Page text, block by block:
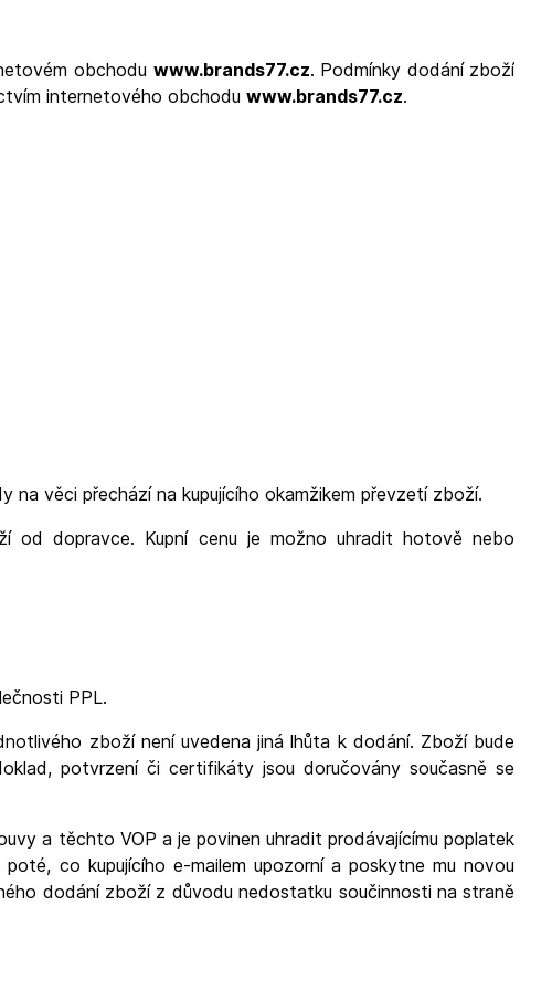
obchodu www.brands77.cz. Podmínky dodání zboží
internetového obchodu www.brands77.cz.
na věci přechází na kupujícího okamžikem převzetí zboží.
od dopravce. Kupní cenu je možno uhradit hotově nebo
PPL.
zboží není uvedena jiná lhůta k dodání. Zboží bude
potvrzení či certifikáty jsou doručovány současně se
a těchto VOP a je povinen uhradit prodávajícímu poplatek
co kupujícího e-mailem upozorní a poskytne mu novou
dodání zboží z důvodu nedostatku součinnosti na straně